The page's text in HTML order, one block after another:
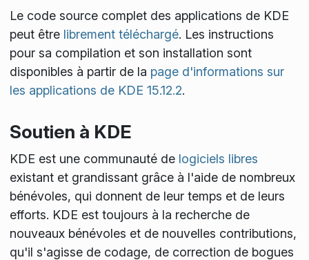
Le code source complet des applications de KDE
peut être librement téléchargé. Les instructions
pour sa compilation et son installation sont
disponibles à partir de la page d'informations sur
les applications de KDE 15.12.2.
Soutien à KDE
KDE est une communauté de logiciels libres
existant et grandissant grâce à l'aide de nombreux
bénévoles, qui donnent de leur temps et de leurs
efforts. KDE est toujours à la recherche de
nouveaux bénévoles et de nouvelles contributions,
qu'il s'agisse de codage, de correction de bogues